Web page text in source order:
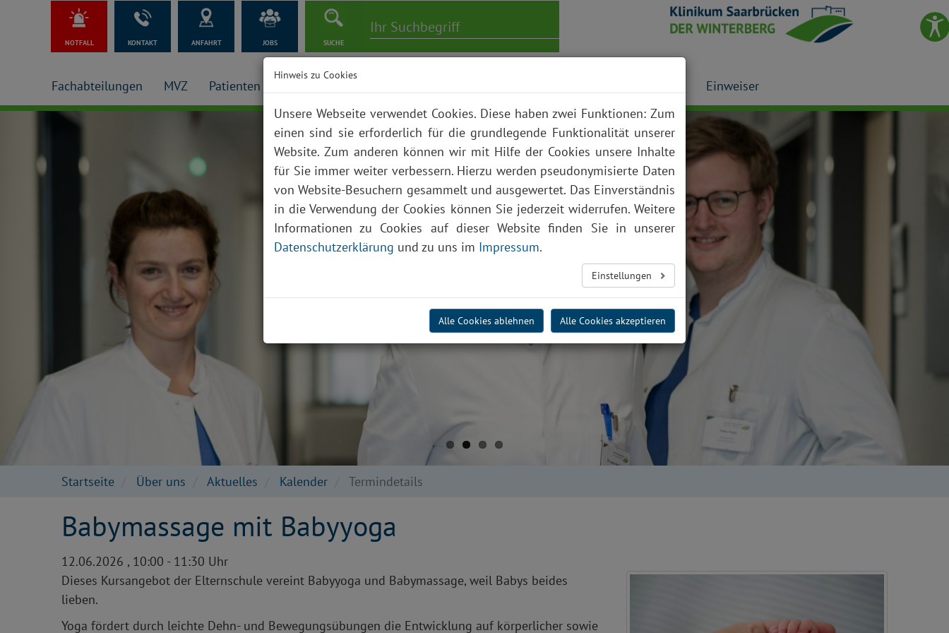
NOTFALL KONTAKT ANFAHRT JOBS SUCHE
Fachabteilungen MVZ Patienten + Besucher Einweiser
Startseite Über uns Aktuelles Kalender Termindetails
Babymassage mit Babyyoga
12.06.2026 , 10:00 - 11:30 Uhr
Dieses Kursangebot der Elternschule vereint Babyyoga und Babymassage, weil Babys beides
lieben.
Yoga fördert durch leichte Dehn- und Bewegungsübungen die Entwicklung auf körperlicher sowie
Hinweis zu Cookies
Unsere Webseite verwendet Cookies. Diese haben zwei Funktionen: Zum
einen sind sie erforderlich für die grundlegende Funktionalität unserer
Website. Zum anderen können wir mit Hilfe der Cookies unsere Inhalte
für Sie immer weiter verbessern. Hierzu werden pseudonymisierte Daten
von Website-Besuchern gesammelt und ausgewertet. Das Einverständnis
in die Verwendung der Cookies können Sie jederzeit widerrufen. Weitere
Informationen zu Cookies auf dieser Website finden Sie in unserer
Datenschutzerklärung und zu uns im Impressum.
Einstellungen
Alle Cookies ablehnen Alle Cookies akzeptieren